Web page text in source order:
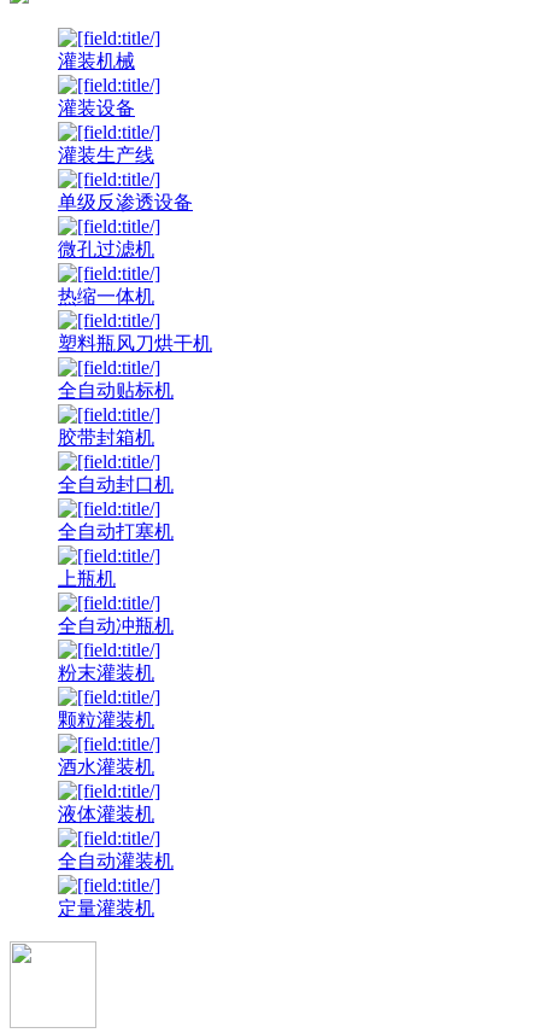
灌装机械
灌装设备
灌装生产线
单级反渗透设备
微孔过滤机
热缩一体机
塑料瓶风刀烘干机
全自动贴标机
胶带封箱机
全自动封口机
全自动打塞机
上瓶机
全自动冲瓶机
粉末灌装机
颗粒灌装机
酒水灌装机
液体灌装机
全自动灌装机
定量灌装机